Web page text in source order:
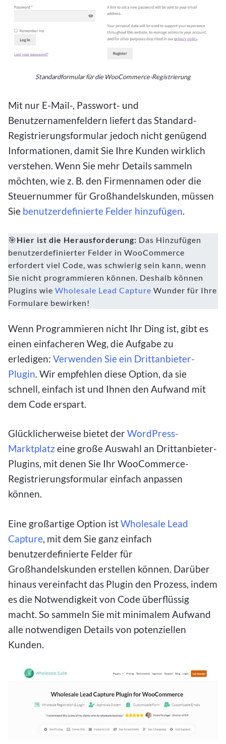
Standardformular für die WooCommerce-Registrierung
Mit nur E-Mail-, Passwort- und
Benutzernamenfeldern liefert das Standard-
Registrierungsformular jedoch nicht genügend
Informationen, damit Sie Ihre Kunden wirklich
verstehen. Wenn Sie mehr Details sammeln
möchten, wie z. B. den Firmennamen oder die
Steuernummer für Großhandelskunden, müssen
Sie benutzerdefinierte Felder hinzufügen.
🎯 Hier ist die Herausforderung: Das Hinzufügen
benutzerdefinierter Felder in WooCommerce
erfordert viel Code, was schwierig sein kann, wenn
Sie nicht programmieren können. Deshalb können
Plugins wie Wholesale Lead Capture Wunder für Ihre
Formulare bewirken!
Wenn Programmieren nicht Ihr Ding ist, gibt es
einen einfacheren Weg, die Aufgabe zu
erledigen: Verwenden Sie ein Drittanbieter-
Plugin. Wir empfehlen diese Option, da sie
schnell, einfach ist und Ihnen den Aufwand mit
dem Code erspart.
Glücklicherweise bietet derWordPress-
Marktplatz eine große Auswahl an Drittanbieter-
Plugins, mit denen Sie Ihr WooCommerce-
Registrierungsformular einfach anpassen
können.
Eine großartige Option istWholesale Lead
Capture, mit dem Sie ganz einfach
benutzerdefinierte Felder für
Großhandelskunden erstellen können. Darüber
hinaus vereinfacht das Plugin den Prozess, indem
es die Notwendigkeit von Code überflüssig
macht. So sammeln Sie mit minimalem Aufwand
alle notwendigen Details von potenziellen
Kunden.